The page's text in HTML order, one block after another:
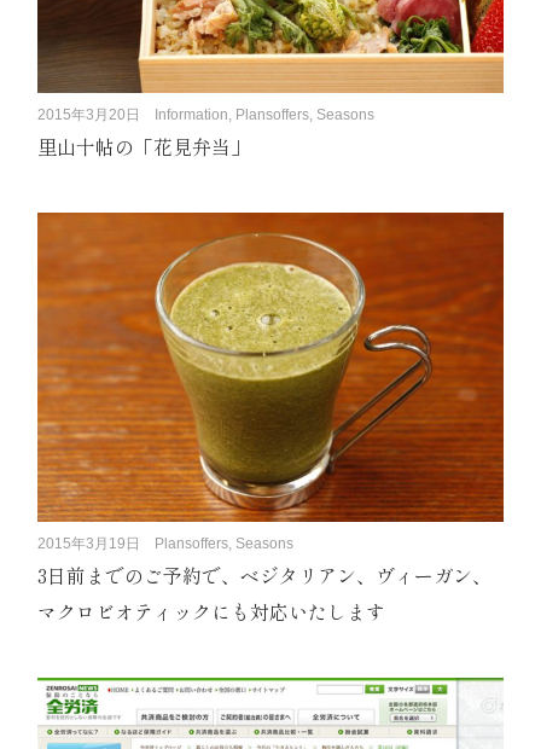
2015年3月20日 Information, Plansoffers, Seasons
里山十帖の「花見弁当」
2015年3月19日 Plansoffers, Seasons
3日前までのご予約で、ベジタリアン、ヴィーガン、
マクロビオティックにも対応いたします